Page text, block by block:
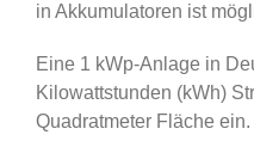
in Akkumulatoren ist
Eine 1 kWp-Anlage in
Kilowattstunden (kWh)
Quadratmeter Fläche